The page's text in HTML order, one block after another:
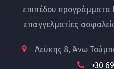
επιπέδου προγράμματα
επαγγελματίες
Λεύκης 8, Άνω
+30